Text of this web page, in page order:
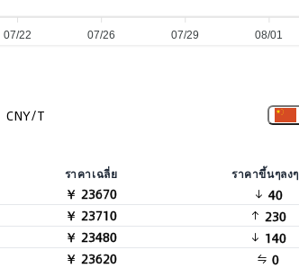
07/22 07/26 07/29 08/01
CNY/T
ราคาเฉลี่ย ราคาขึ้นๆลงๆ
￥ 23670
40
￥ 23710
230
￥ 23480
140
￥ 23620
0